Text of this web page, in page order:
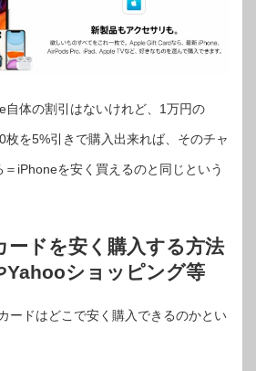
自体の割引はないけれど、1万円の
を5%引きで購入出来れば、そのチャ
iPhoneを安く買えるのと同じという
ドを安く購入する方法
Yahooショッピング等
ードはどこで安く購入できるのかとい